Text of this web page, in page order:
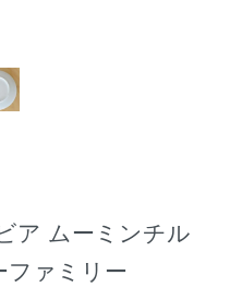
ア ムーミンチル
ファミリー